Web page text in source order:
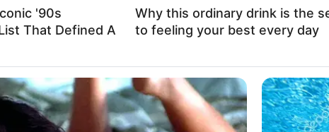
eine Veranstaltung gesucht? Neben Veranstaltungslisten für
Städte in Deutschland
'90s
That Defined A
Why this ordinary drink is the
to feeling your best every day